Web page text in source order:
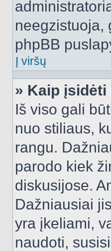
neegzistuoja,
phpBB
Į viršų
» Kaip
Iš viso gali
nuo stiliaus,
rangu.
parodo kiek
diskusijose.
Dažniausiai
yra įkeliami,
naudoti,